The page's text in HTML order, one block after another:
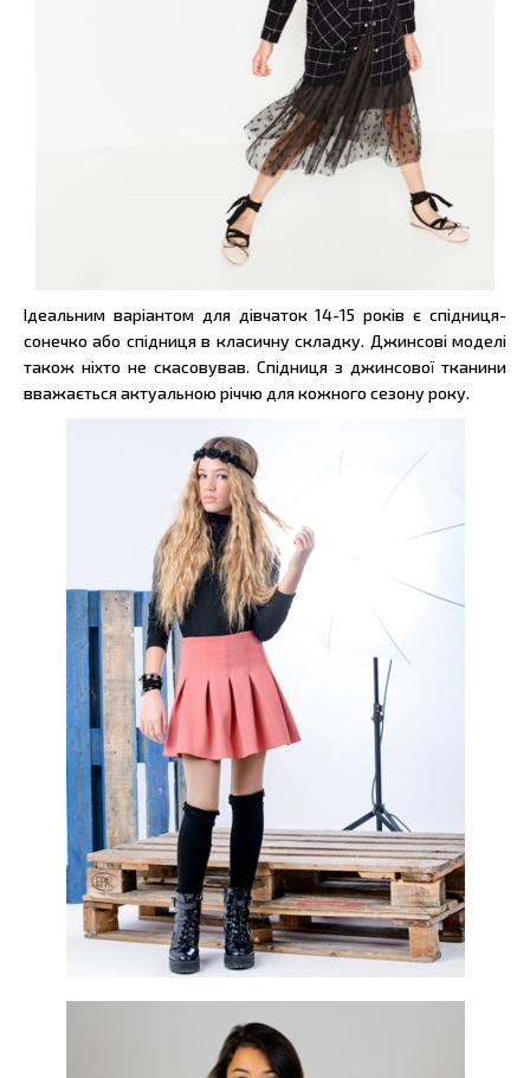
Ідеальним варіантом для дівчаток 14-15 років є спідниця-
сонечко або спідниця в класичну складку. Джинсові моделі
також ніхто не скасовував. Спідниця з джинсової тканини
вважається актуальною річчю для кожного сезону року.